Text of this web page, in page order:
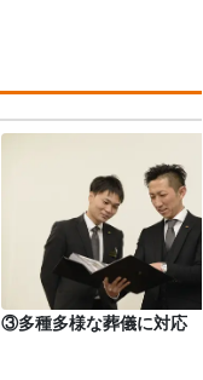
③多種多様な葬儀に対応